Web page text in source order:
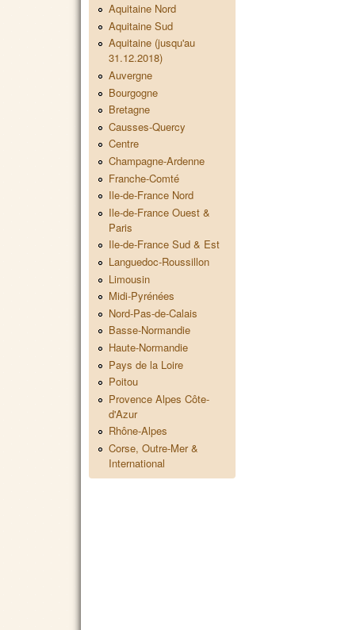
Aquitaine Nord
Aquitaine Sud
Aquitaine (jusqu'au
31.12.2018)
Auvergne
Bourgogne
Bretagne
Causses-Quercy
Centre
Champagne-Ardenne
Franche-Comté
Ile-de-France Nord
Ile-de-France Ouest &
Paris
Ile-de-France Sud & Est
Languedoc-Roussillon
Limousin
Midi-Pyrénées
Nord-Pas-de-Calais
Basse-Normandie
Haute-Normandie
Pays de la Loire
Poitou
Provence Alpes Côte-
d'Azur
Rhône-Alpes
Corse, Outre-Mer &
International